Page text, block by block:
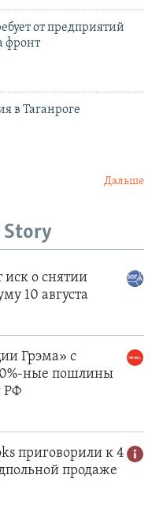
от предприятий
фронт
в Таганроге
Дальше
Story